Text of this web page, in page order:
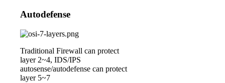
Autodefense
Traditional Firewall can protect
layer 2~4, IDS/IPS
autosense/autodefense can protect
layer 5~7